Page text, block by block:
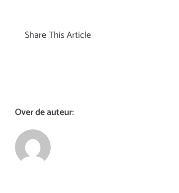
Share This Article
Over de auteur: